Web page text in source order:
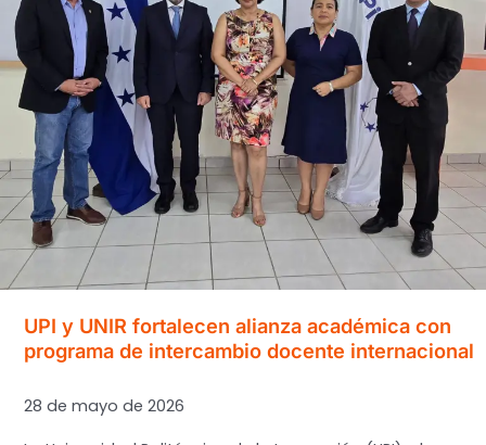
Dirección
de
Comunicaciones
Estratégicas
UPI y UNIR fortalecen alianza académica con
programa de intercambio docente internacional
28 de mayo de 2026